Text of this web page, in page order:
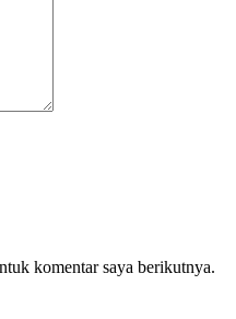
komentar saya berikutnya.